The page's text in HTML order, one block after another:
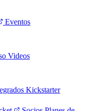
Eventos
Videos
Kickstarter